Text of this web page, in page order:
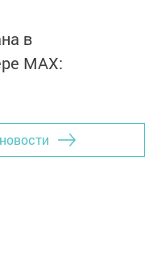
в
MАХ: